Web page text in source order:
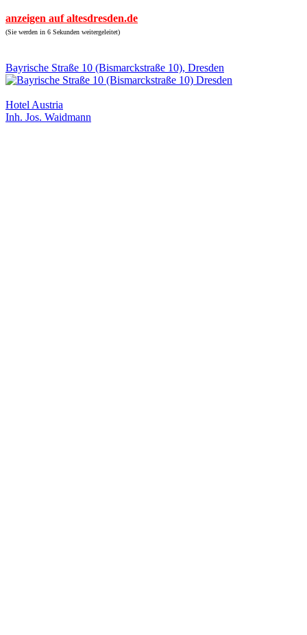
anzeigen auf altesdresden.de
(Sie werden in 6 Sekunden weitergeleitet)
Bayrische Straße 10 (Bismarckstraße 10), Dresden
Hotel Austria
Inh. Jos. Waidmann